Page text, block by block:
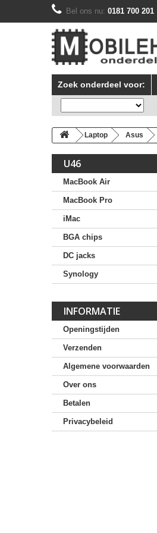
Bel ons nu: 0181 700 201
Zoek onderdeel voor:
Laptop Asus
U46
MacBook Air
MacBook Pro
iMac
BGA chips
DC jacks
Synology
INFORMATIE
Openingstijden
Verzenden
Algemene voorwaarden
Over ons
Betalen
Privacybeleid